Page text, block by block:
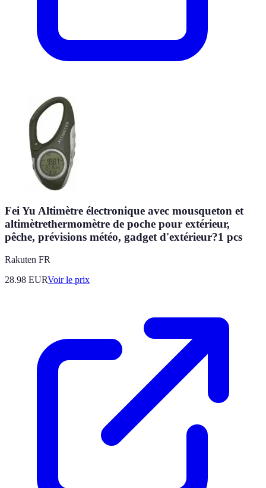
Fei Yu Altimètre électronique avec mousqueton et
altimètrethermomètre de poche pour extérieur,
pêche, prévisions météo, gadget d'extérieur?1 pcs
Rakuten FR
28.98 EURVoir le prix